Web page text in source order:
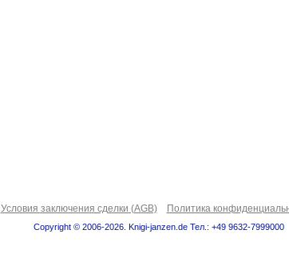
Условия заключения сделки (AGB) Политика
Copyright © 2006-2026. Knigi-janzen.de Тел.: +49 9632-7999000